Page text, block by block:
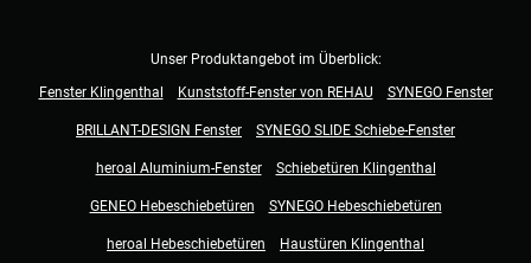
Unser Produktangebot im Überblick:
Fenster Klingenthal
Kunststoff-Fenster von REHAU SYNEGO Fenster
BRILLANT-DESIGN Fenster SYNEGO SLIDE Schiebe-Fenster
heroal Aluminium-Fenster Schiebetüren Klingenthal
GENEO Hebeschiebetüren SYNEGO Hebeschiebetüren
heroal Hebeschiebetüren Haustüren Klingenthal